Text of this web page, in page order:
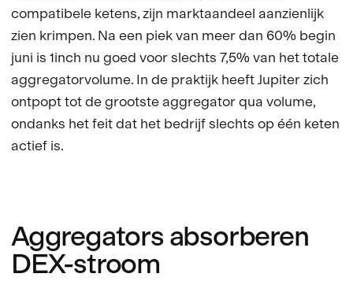
compatibele ketens, zijn marktaandeel aanzienlijk
zien krimpen. Na een piek van meer dan 60% begin
juni is 1inch nu goed voor slechts 7,5% van het totale
aggregatorvolume. In de praktijk heeft Jupiter zich
ontpopt tot de grootste aggregator qua volume,
ondanks het feit dat het bedrijf slechts op één keten
actief is.
Aggregators absorberen
DEX-stroom